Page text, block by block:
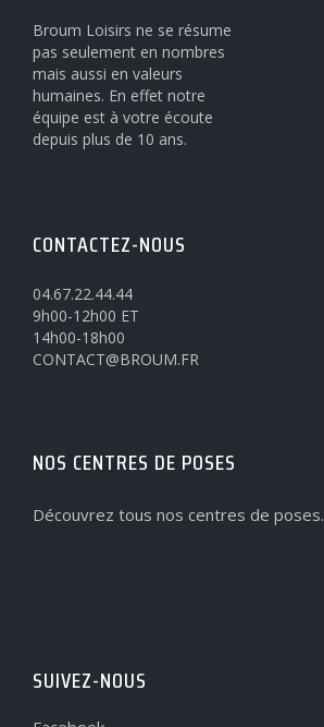
Broum Loisirs ne se résume
pas seulement en nombres
mais aussi en valeurs
humaines. En effet notre
équipe est à votre écoute
depuis plus de 10 ans.
CONTACTEZ-NOUS
04.67.22.44.44
9h00-12h00 ET
14h00-18h00
CONTACT@BROUM.FR
NOS CENTRES DE POSES
Découvrez tous nos centres de poses.
SUIVEZ-NOUS